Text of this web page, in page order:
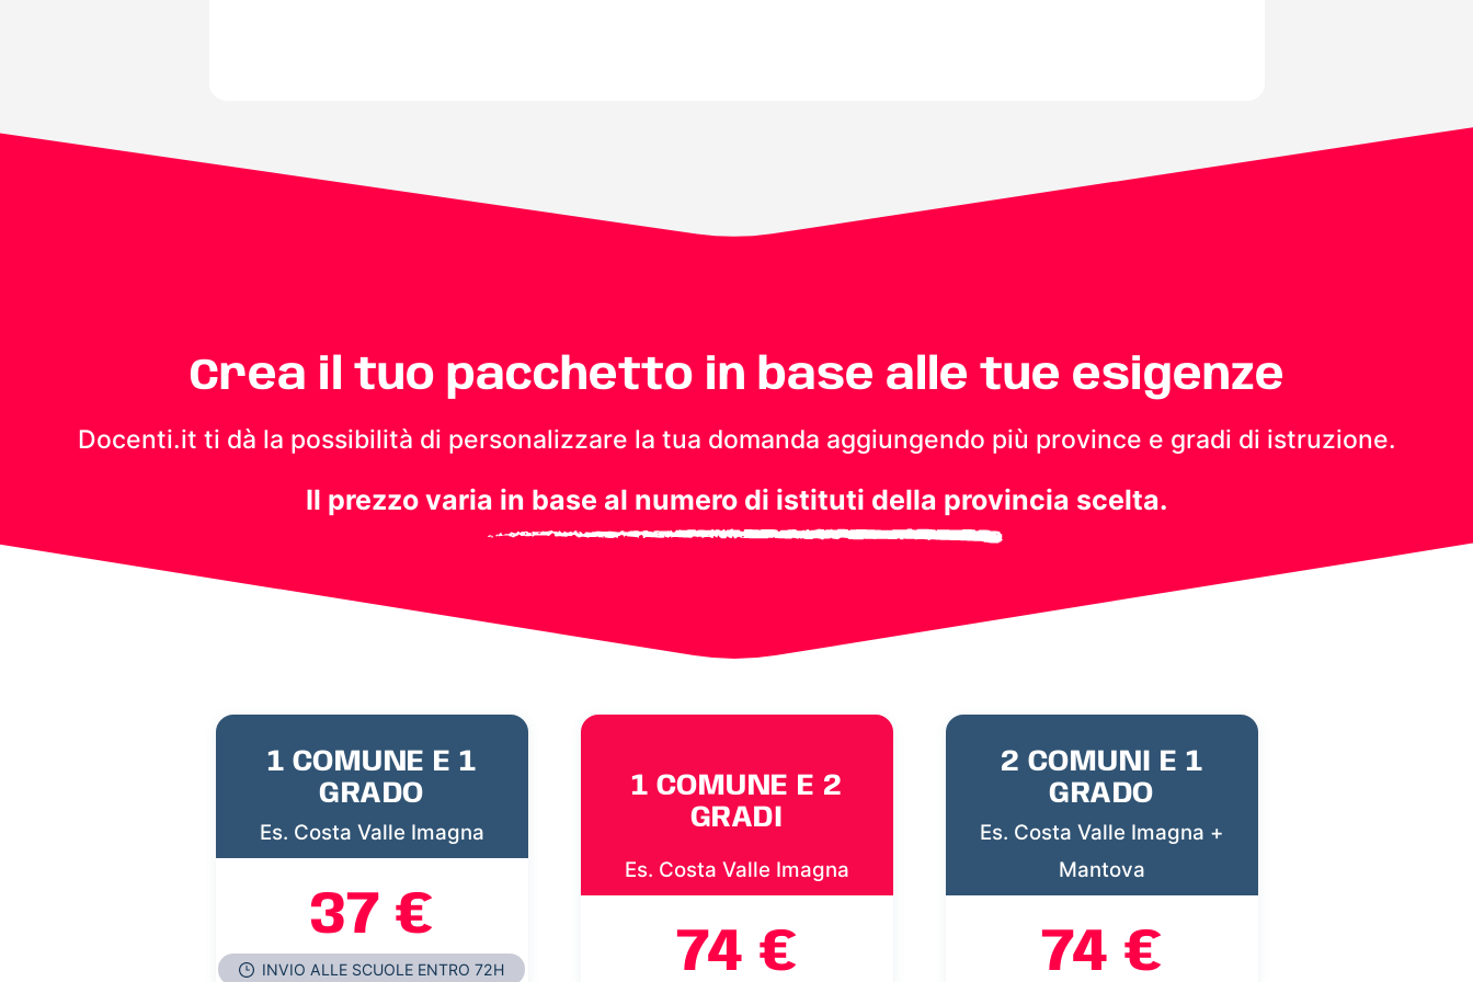
Crea il tuo pacchetto in base alle tue esigenze
Docenti.it ti dà la possibilità di personalizzare la tua domanda aggiungendo più province e gradi di istruzione.
Il prezzo varia in base al numero di istituti della provincia scelta.
1 COMUNE E 1
GRADO
Es. Costa Valle Imagna
37 €
INVIO ALLE SCUOLE ENTRO 72H
1 COMUNE E 2
GRADI
Es. Costa Valle Imagna
74 €
2 COMUNI E 1
GRADO
Es. Costa Valle Imagna +
Mantova
74 €